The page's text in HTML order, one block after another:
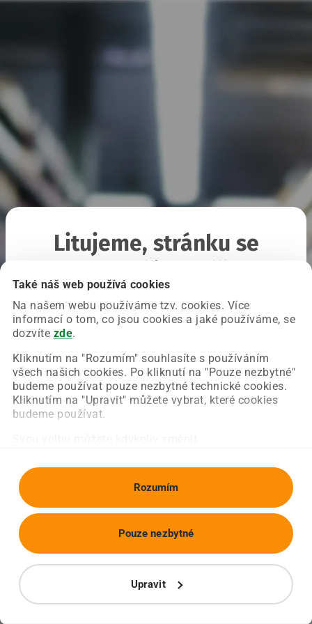
Také náš web používá cookies
Na našem webu používáme tzv. cookies. Více
informací o tom, co jsou cookies a jaké používáme, se
dozvíte zde.
Kliknutím na "Rozumím" souhlasíte s používáním
všech našich cookies. Po kliknutí na "Pouze nezbytné"
budeme používat pouze nezbytné technické cookies.
Kliknutím na "Upravit" můžete vybrat, které cookies
budeme používat.
Rozumím
Upravit
Pouze nezbytné
Litujeme, stránku se
Chyba nastala na naší straně a už ji opravujeme.
Zkuste prosím znovu načíst požadovanou stránku.
Obnovit stránku Úvodní strana